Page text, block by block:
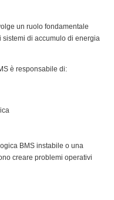
un ruolo fondamentale
di accumulo di energia
è responsabile di:
BMS instabile o una
creare problemi operativi